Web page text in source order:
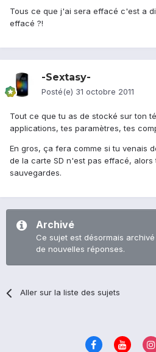
Tous ce que j'ai sera effacé c'est a
effacé ?!
-Sextasy-
Posté(e) 31 octobre 2011
Tout ce que tu as de stocké sur ton
applications, tes paramètres, tes
En gros, ça fera comme si tu venais
de la carte SD n'est pas effacé, alors
sauvegardes.
Archivé
Ce sujet est désormais
de nouvelles réponses.
Aller sur la liste des sujets